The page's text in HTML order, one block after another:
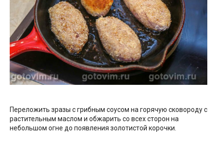
Переложить зразы с грибным соусом на горячую сковороду с
растительным маслом и обжарить со всех сторон на
небольшом огне до появления золотистой корочки.